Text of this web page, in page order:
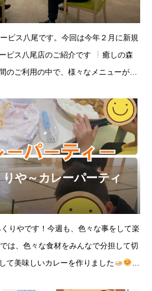
ビス八尾です。今回は今年２月に新規
ビス八尾店のご紹介です
癒しの森
のご利用の中で、様々なメニューがあ
や～カレーパーティ
りやです！今週も、色々な事をして楽
は、色々な食材をみんなで分担して切
て美味しいカレーを作りました
チ